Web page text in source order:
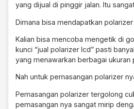
yang dijual di pinggir jalan. Itu
Dimana bisa mendapatkan
Kalian bisa mencoba mengetik di
kunci “jual polarizer lcd” pasti
yang menawarkan berbagai ukuran
Nah untuk pemasangan polarizer
Pemasangan polarizer tergolong
pemasangan nya sangat mirip